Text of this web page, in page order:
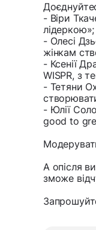
- Віри
лідеркою»;
- Олесі
жінкам
- Ксенії
WISPR, з
- Тетяни
- Юлії
good to
А опісля
зможе